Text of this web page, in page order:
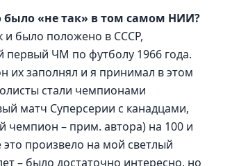
было «не так» в том самом НИИ?
и было положено в СССР,
первый ЧМ по футболу 1966 года.
их заполнял и я принимал в этом
стали чемпионами
матч Суперсерии с канадцами,
чемпион – прим. автора) на 100 и
произвело на мой светлый
– было достаточно интересно, но